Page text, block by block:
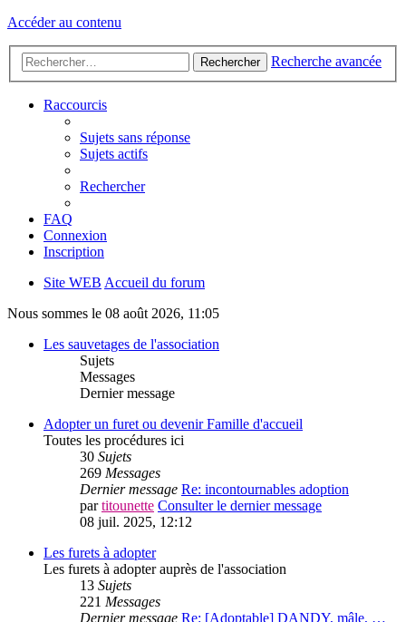
Accéder au contenu
Rechercher Recherche avancée
Raccourcis
Sujets sans réponse
Sujets actifs
Rechercher
FAQ
Connexion
Inscription
Site WEB Accueil du forum
Nous sommes le 08 août 2026, 11:05
Les sauvetages de l'association
Sujets
Messages
Dernier message
Adopter un furet ou devenir Famille d'accueil
Toutes les procédures ici
30 Sujets
269 Messages
Dernier message Re: incontournables adoption
partitounette Consulter le dernier message
08 juil. 2025, 12:12
Les furets à adopter
Les furets à adopter auprès de l'association
13 Sujets
221 Messages
Dernier message Re: [Adoptable] DANDY, mâle, …